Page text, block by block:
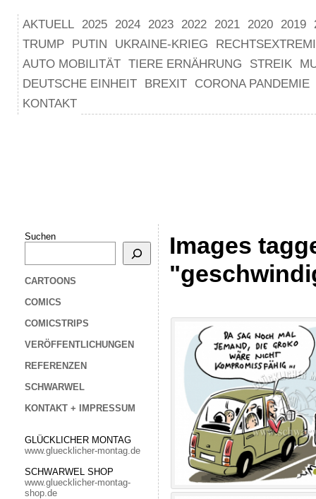
AKTUELL 2025 2024 2023 2022 2021 2020 2019
TRUMP
PUTIN UKRAINE-KRIEG
AUTO MOBILITÄT TIERE ERNÄHRUNG STREIK
DEUTSCHE EINHEIT
BREXIT
CORONA PANDEMIE
KONTAKT
Suchen
CARTOONS
COMICS
COMICSTRIPS
VERÖFFENTLICHUNGEN
REFERENZEN
SCHWARWEL
KONTAKT + IMPRESSUM
GLÜCKLICHER MONTAG
www.gluecklicher-montag.de
SCHWARWEL SHOP
www.gluecklicher-montag-
shop.de
Images